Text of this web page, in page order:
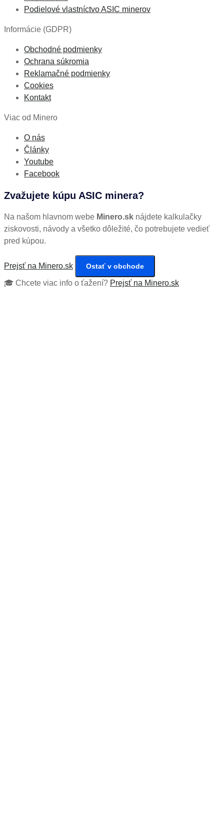
Podielové vlastníctvo ASIC minerov
Informácie (GDPR)
Obchodné podmienky
Ochrana súkromia
Reklamačné podmienky
Cookies
Kontakt
Viac od Minero
O nás
Články
Youtube
Facebook
Zvažujete kúpu ASIC minera?
Na našom hlavnom webe Minero.sk nájdete kalkulačky
ziskovosti, návody a všetko dôležité, čo potrebujete vedieť
pred kúpou.
Prejsť na Minero.sk Ostať v obchode
🎓 Chcete viac info o ťažení? Prejsť na Minero.sk